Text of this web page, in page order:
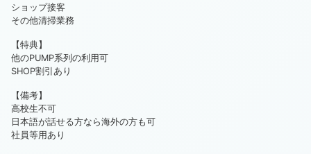
ショップ接客
その他清掃業務
【特典】
他のPUMP系列の利用可
SHOP割引あり
【備考】
高校生不可
日本語が話せる方なら海外の方も可
社員等用あり